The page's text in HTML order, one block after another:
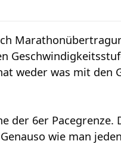
weder was mit den
der 6er Pacegrenze.
wie man